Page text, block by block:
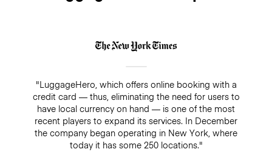
"LuggageHero, which offers online booking with a
credit card — thus, eliminating the need for users to
have local currency on hand — is one of the most
recent players to expand its services. In December
the company began operating in New York, where
today it has some 250 locations."